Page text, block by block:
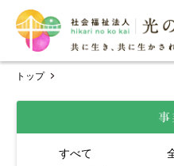
トップ
事
すべて